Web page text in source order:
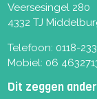
Veersesingel 280
4332 TJ
Telefoon: 0118-
Mobiel: 06
Dit zeggen